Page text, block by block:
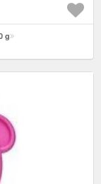
g